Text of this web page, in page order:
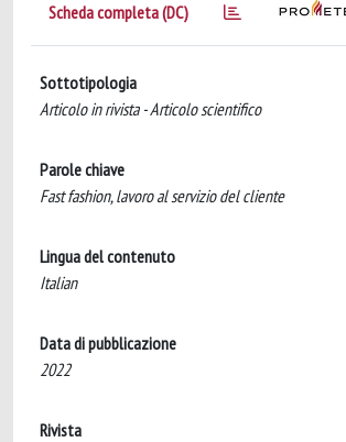
Scheda completa (DC)
Sottotipologia
Articolo in rivista - Articolo scientifico
Parole chiave
Fast fashion, lavoro al servizio del cliente
Lingua del contenuto
Italian
Data di pubblicazione
2022
Rivista